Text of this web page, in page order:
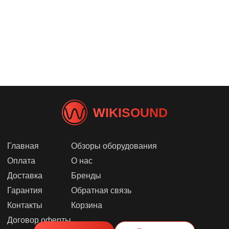
WIKISOUND
Главная
Оплата
Доставка
Гарантия
Контакты
Договор оферты
Обзоры оборудования
О нас
Бренды
Обратная связь
Корзина